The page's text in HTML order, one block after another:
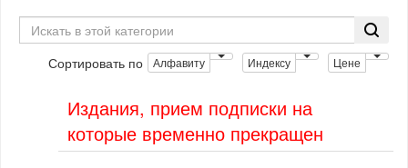
Сортировать по Алфавиту Индексу Цене
Издания, прием подписки на
которые временно прекращен